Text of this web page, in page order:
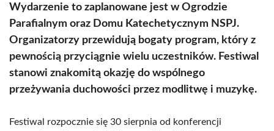
Wydarzenie to zaplanowane jest w Ogrodzie
Parafialnym oraz Domu Katechetycznym NSPJ.
Organizatorzy przewidują bogaty program, który z
pewnością przyciągnie wielu uczestników. Festiwal
stanowi znakomitą okazję do wspólnego
przeżywania duchowości przez modlitwę i muzykę.
Festiwal rozpocznie się 30 sierpnia od konferencji